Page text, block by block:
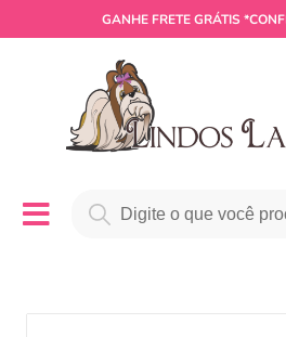
GANHE FRETE GRÁTIS